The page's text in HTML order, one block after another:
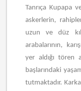
Tanrıça Kupapa
askerlerin,
uzun ve düz
arabalarının,
yer aldığı tören
başlarındaki
tutmaktadır.